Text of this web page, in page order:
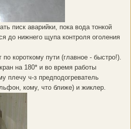
писк аварийки, пока вода тонкой
до нижнего щупа контроля оголения
по короткому пути (главное - быстро!).
на 180* и во время работы
плечу ч-з предподогреватель
кому, что ближе) и жиклер.